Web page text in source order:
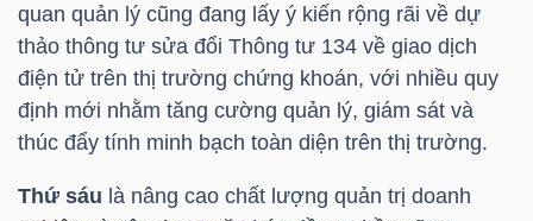
quan quản lý cũng đang lấy ý kiến rộng rãi về dự
thảo thông tư sửa đổi Thông tư 134 về giao dịch
điện tử trên thị trường chứng khoán, với nhiều quy
định mới nhằm tăng cường quản lý, giám sát và
thúc đẩy tính minh bạch toàn diện trên thị trường.
Thứ sáu là nâng cao chất lượng quản trị doanh
chứng
khoán
(-)
Tất cả Cổ phiếu Chỉ số Chứng chỉ quỹ Chứng